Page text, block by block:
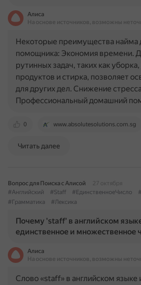
Алиса
На основе источников, возможны
0 www.absolutesolutions.com.sg
Некоторые преимущества найма
помощника: Экономия времени.
рутинных задач, таких как
продуктов и стирка, позволяет
для других дел. Снижение
Профессиональный домашний
Читать далее
Вопрос для Поиска с Алисой
27 октября
#Английский
#Staff #ЕдинственноеЧисло
#Грамматика
#Лексика
Почему 'staff' в английском
единственное и множественное
Алиса
На основе источников, возможны
Слово «staff» в английском